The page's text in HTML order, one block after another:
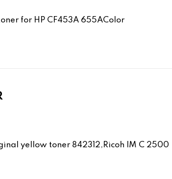
for HP CF453A 655AColor
yellow toner 842312,Ricoh IM C 2500